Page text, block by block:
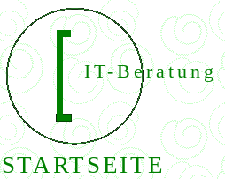
IT-Beratung
STARTSEITE